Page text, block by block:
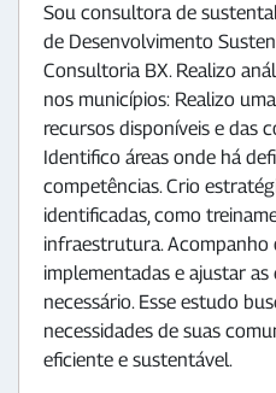
Sou consultora de
de Desenvolvimento
Consultoria BX. Realizo
nos municípios: Realizo
recursos disponíveis e das
Identifico áreas onde há
competências. Crio
identificadas, como
infraestrutura. Acompanho
implementadas e ajustar
necessário. Esse estudo
necessidades de suas
eficiente e sustentável.